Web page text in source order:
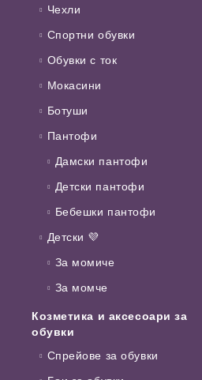
Чехли
Спортни обувки
Обувки с ток
Мокасини
Ботуши
Пантофи
Дамски пантофи
Детски пантофи
Бебешки пантофи
Детски 💜
За момиче
За момче
Козметика и аксесоари за
обувки
Спрейове за обувки